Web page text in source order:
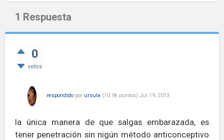
1 Respuesta
0
votos
respondido por ursula (10.9k puntos) Jul 19, 2013
la única manera de que salgas embarazada, es
tener penetración sin nigún método anticonceptivo